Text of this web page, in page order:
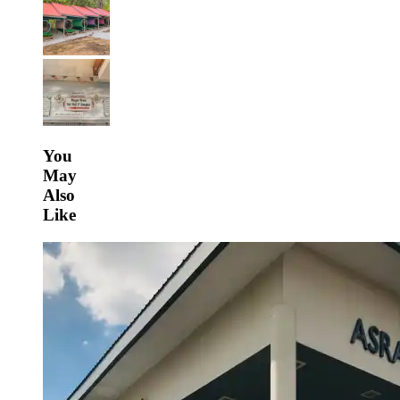
You
May
Also
Like